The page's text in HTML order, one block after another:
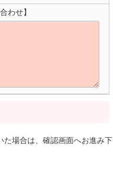
わせ】
た場合は、確認画面へお進み下